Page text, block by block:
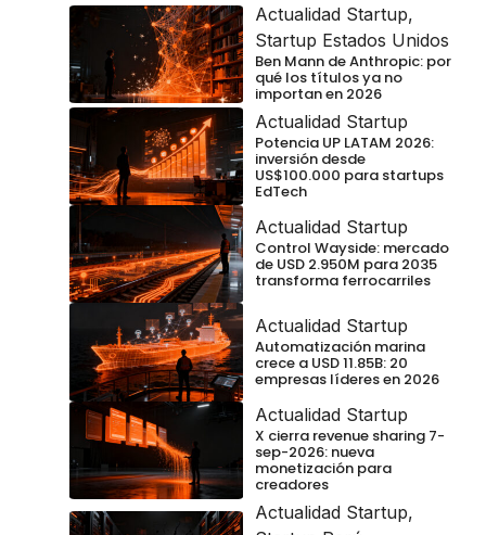
Actualidad Startup,
Startup Estados Unidos
Ben Mann de Anthropic: por
qué los títulos ya no
importan en 2026
Actualidad Startup
Potencia UP LATAM 2026:
inversión desde
US$100.000 para startups
EdTech
Actualidad Startup
Control Wayside: mercado
de USD 2.950M para 2035
transforma ferrocarriles
Actualidad Startup
Automatización marina
crece a USD 11.85B: 20
empresas líderes en 2026
Actualidad Startup
X cierra revenue sharing 7-
sep-2026: nueva
monetización para
creadores
Actualidad Startup,